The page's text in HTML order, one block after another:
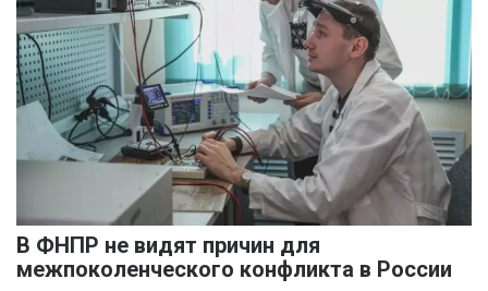
В ФНПР не видят причин для
межпоколенческого конфликта в России